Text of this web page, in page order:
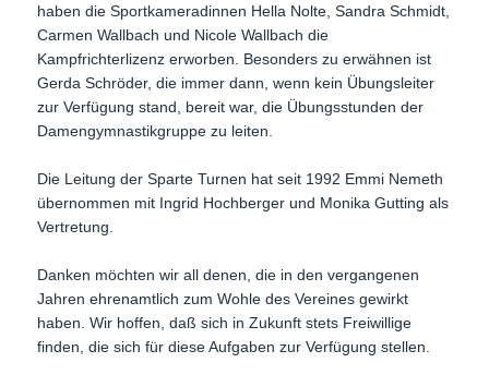
haben die Sportkameradinnen Hella Nolte, Sandra Schmidt,
Carmen Wallbach und Nicole Wallbach die
Kampfrichterlizenz erworben. Besonders zu erwähnen ist
Gerda Schröder, die immer dann, wenn kein Übungsleiter
zur Verfügung stand, bereit war, die Übungsstunden der
Damengymnastikgruppe zu leiten.
Die Leitung der Sparte Turnen hat seit 1992 Emmi Nemeth
übernommen mit Ingrid Hochberger und Monika Gutting als
Vertretung.
Danken möchten wir all denen, die in den vergangenen
Jahren ehrenamtlich zum Wohle des Vereines gewirkt
haben. Wir hoffen, daß sich in Zukunft stets Freiwillige
finden, die sich für diese Aufgaben zur Verfügung stellen.